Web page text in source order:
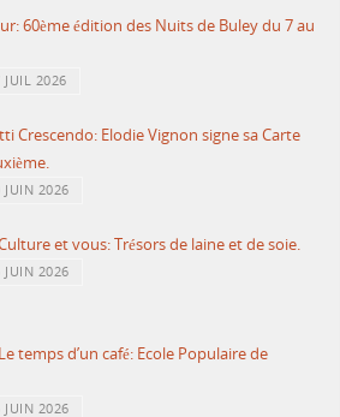
60ème édition des Nuits de Buley du 7 au
JUIL 2026
Crescendo: Elodie Vignon signe sa Carte
JUIN 2026
et vous: Trésors de laine et de soie.
JUIN 2026
temps d’un café: Ecole Populaire de
JUIN 2026